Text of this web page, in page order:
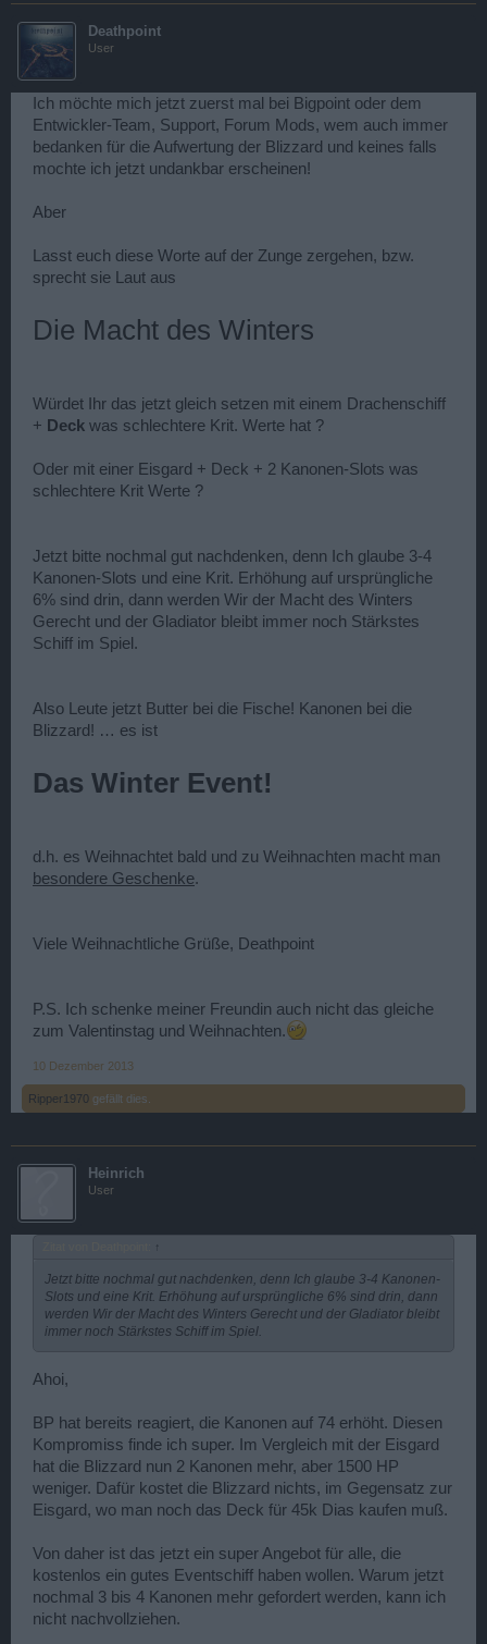
Deathpoint
User
Ich möchte mich jetzt zuerst mal bei Bigpoint oder dem
Entwickler-Team, Support, Forum Mods, wem auch immer
bedanken für die Aufwertung der Blizzard und keines falls
mochte ich jetzt undankbar erscheinen!
Aber
Lasst euch diese Worte auf der Zunge zergehen, bzw.
sprecht sie Laut aus
Die Macht des Winters
Würdet Ihr das jetzt gleich setzen mit einem Drachenschiff
+ Deck was schlechtere Krit. Werte hat ?
Oder mit einer Eisgard + Deck + 2 Kanonen-Slots was
schlechtere Krit Werte ?
Jetzt bitte nochmal gut nachdenken, denn Ich glaube 3-4
Kanonen-Slots und eine Krit. Erhöhung auf ursprüngliche
6% sind drin, dann werden Wir der Macht des Winters
Gerecht und der Gladiator bleibt immer noch Stärkstes
Schiff im Spiel.
Also Leute jetzt Butter bei die Fische! Kanonen bei die
Blizzard! … es ist
Das Winter Event!
d.h. es Weihnachtet bald und zu Weihnachten macht man
besondere Geschenke.
Viele Weihnachtliche Grüße, Deathpoint
P.S. Ich schenke meiner Freundin auch nicht das gleiche
zum Valentinstag und Weihnachten.
10 Dezember 2013
Ripper1970 gefällt dies.
Heinrich
User
↑
Jetzt bitte nochmal gut nachdenken, denn Ich glaube 3-4 Kanonen-
Slots und eine Krit. Erhöhung auf ursprüngliche 6% sind drin, dann
werden Wir der Macht des Winters Gerecht und der Gladiator bleibt
immer noch Stärkstes Schiff im Spiel.
Ahoi,
BP hat bereits reagiert, die Kanonen auf 74 erhöht. Diesen
Kompromiss finde ich super. Im Vergleich mit der Eisgard
hat die Blizzard nun 2 Kanonen mehr, aber 1500 HP
weniger. Dafür kostet die Blizzard nichts, im Gegensatz zur
Eisgard, wo man noch das Deck für 45k Dias kaufen muß.
Von daher ist das jetzt ein super Angebot für alle, die
kostenlos ein gutes Eventschiff haben wollen. Warum jetzt
nochmal 3 bis 4 Kanonen mehr gefordert werden, kann ich
nicht nachvollziehen.